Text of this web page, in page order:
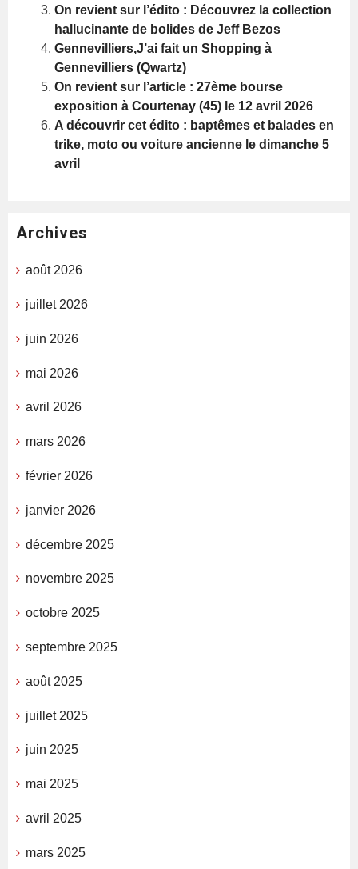
On revient sur l’édito : Découvrez la collection
hallucinante de bolides de Jeff Bezos
Gennevilliers,J’ai fait un Shopping à
Gennevilliers (Qwartz)
On revient sur l’article : 27ème bourse
exposition à Courtenay (45) le 12 avril 2026
A découvrir cet édito : baptêmes et balades en
trike, moto ou voiture ancienne le dimanche 5
avril
Archives
août 2026
juillet 2026
juin 2026
mai 2026
avril 2026
mars 2026
février 2026
janvier 2026
décembre 2025
novembre 2025
octobre 2025
septembre 2025
août 2025
juillet 2025
juin 2025
mai 2025
avril 2025
mars 2025